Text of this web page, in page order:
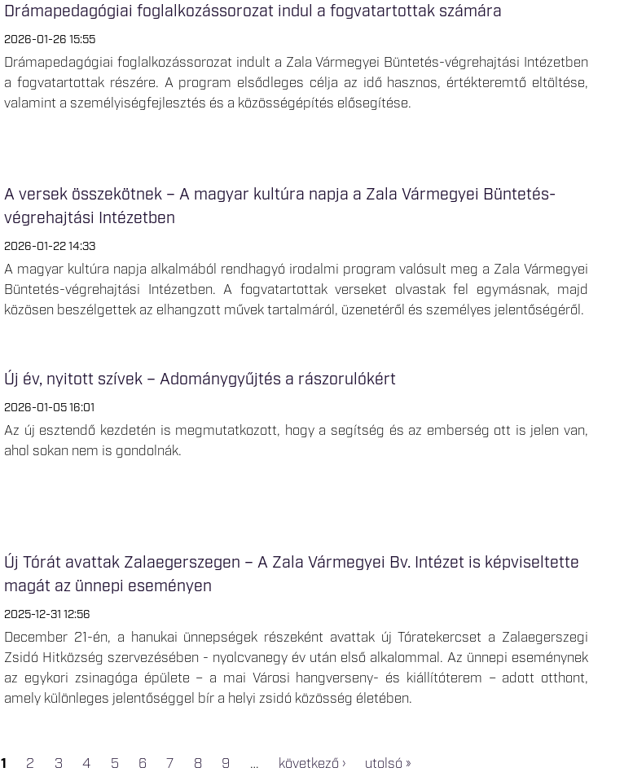
Drámapedagógiai foglalkozássorozat indul a fogvatartottak számára
2026-01-26 15:55
Drámapedagógiai foglalkozássorozat indult a Zala Vármegyei Büntetés-végrehajtási Intézetben
a fogvatartottak részére. A program elsődleges célja az idő hasznos, értékteremtő eltöltése,
valamint a személyiségfejlesztés és a közösségépítés elősegítése.
A versek összekötnek – A magyar kultúra napja a Zala Vármegyei Büntetés-
végrehajtási Intézetben
2026-01-22 14:33
A magyar kultúra napja alkalmából rendhagyó irodalmi program valósult meg a Zala Vármegyei
Büntetés-végrehajtási Intézetben. A fogvatartottak verseket olvastak fel egymásnak, majd
közösen beszélgettek az elhangzott művek tartalmáról, üzenetéről és személyes jelentőségéről.
Új év, nyitott szívek – Adománygyűjtés a rászorulókért
2026-01-05 16:01
Az új esztendő kezdetén is megmutatkozott, hogy a segítség és az emberség ott is jelen van,
ahol sokan nem is gondolnák.
Új Tórát avattak Zalaegerszegen – A Zala Vármegyei Bv. Intézet is képviseltette
magát az ünnepi eseményen
2025-12-31 12:56
December 21-én, a hanukai ünnepségek részeként avattak új Tóratekercset a Zalaegerszegi
Zsidó Hitközség szervezésében - nyolcvanegy év után első alkalommal. Az ünnepi eseménynek
az egykori zsinagóga épülete – a mai Városi hangverseny- és kiállítóterem – adott otthont,
amely különleges jelentőséggel bír a helyi zsidó közösség életében.
1 2 3 4 5 6 7 8 9 … következő › utolsó »